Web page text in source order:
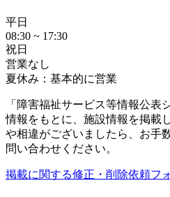
平日
08:30 ~ 17:30
祝日
営業なし
夏休み：基本的に営業
「障害福祉サービス等情報公表
情報をもとに、施設情報を掲載
や相違がございましたら、お手
問い合わせください。
掲載に関する修正・削除依頼フ